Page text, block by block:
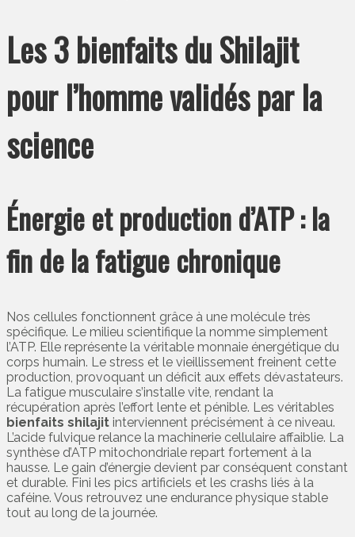
Les 3 bienfaits du Shilajit
pour l’homme validés par la
science
Énergie et production d’ATP : la
fin de la fatigue chronique
Nos cellules fonctionnent grâce à une molécule très
spécifique. Le milieu scientifique la nomme simplement
l’ATP. Elle représente la véritable monnaie énergétique du
corps humain. Le stress et le vieillissement freinent cette
production, provoquant un déficit aux effets dévastateurs.
La fatigue musculaire s’installe vite, rendant la
récupération après l’effort lente et pénible. Les véritables
bienfaits shilajit interviennent précisément à ce niveau.
L’acide fulvique relance la machinerie cellulaire affaiblie. La
synthèse d’ATP mitochondriale repart fortement à la
hausse. Le gain d’énergie devient par conséquent constant
et durable. Fini les pics artificiels et les crashs liés à la
caféine. Vous retrouvez une endurance physique stable
tout au long de la journée.